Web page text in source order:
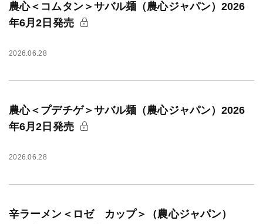
農心＜コムタン＞サバル麺（農心ジャパン）2026
年6月2日発売
2026.06.28
農心＜プデチゲ＞サバル麺（農心ジャパン）2026
年6月2日発売
2026.06.28
辛ラーメン＜ロゼ カップ＞（農心ジャパン）